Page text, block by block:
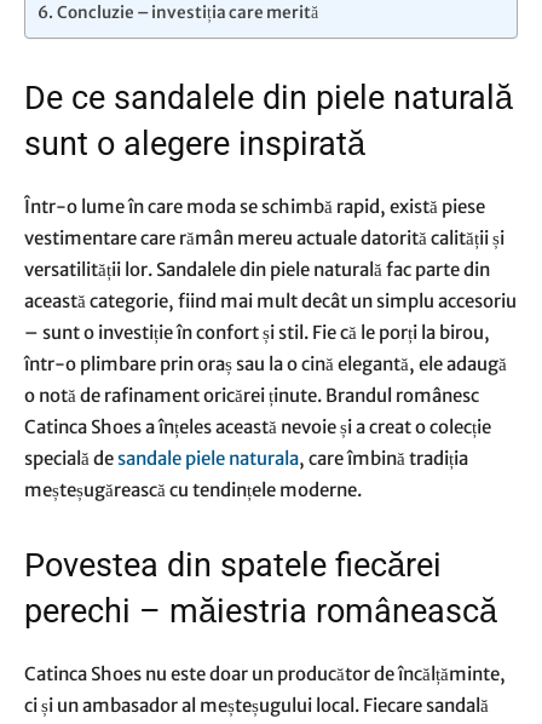
Concluzie – investiția care merită
De ce sandalele din piele naturală
sunt o alegere inspirată
Într-o lume în care moda se schimbă rapid, există piese
vestimentare care rămân mereu actuale datorită calității și
versatilității lor. Sandalele din piele naturală fac parte din
această categorie, fiind mai mult decât un simplu accesoriu
– sunt o investiție în confort și stil. Fie că le porți la birou,
într-o plimbare prin oraș sau la o cină elegantă, ele adaugă
o notă de rafinament oricărei ținute. Brandul românesc
Catinca Shoes a înțeles această nevoie și a creat o colecție
specială desandale piele naturala, care îmbină tradiția
meșteșugărească cu tendințele moderne.
Povestea din spatele fiecărei
perechi – măiestria românească
Catinca Shoes nu este doar un producător de încălțăminte,
ci și un ambasador al meșteșugului local. Fiecare sandală